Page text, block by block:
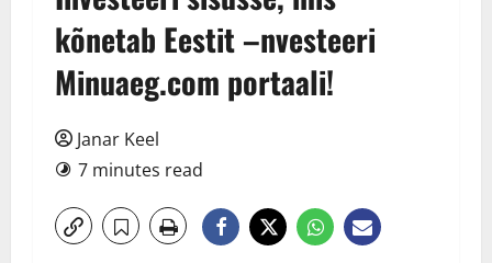
kõnetab Eestit –nvesteeri
Minuaeg.com portaali!
Janar Keel
7 minutes read